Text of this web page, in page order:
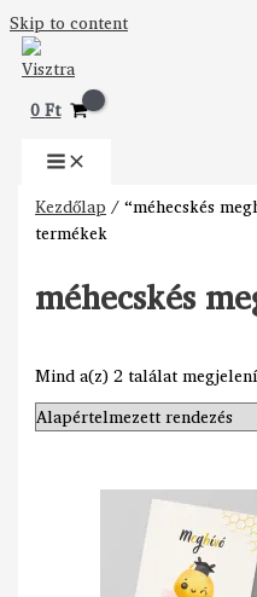
Skip to content
0Ft
Kezdőlap / “méhecskés
termékek
méhecskés
Mind a(z) 2 találat